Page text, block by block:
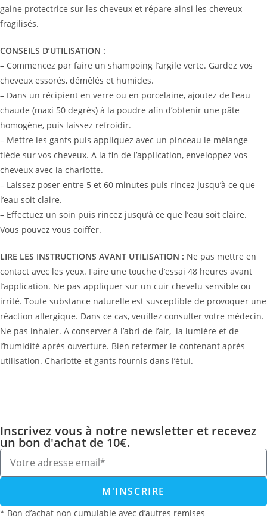
gaine protectrice sur les cheveux et répare ainsi les cheveux
fragilisés.
CONSEILS D’UTILISATION :
– Commencez par faire un shampoing l’argile verte. Gardez vos
cheveux essorés, démêlés et humides.
– Dans un récipient en verre ou en porcelaine, ajoutez de l’eau
chaude (maxi 50 degrés) à la poudre afin d’obtenir une pâte
homogène, puis laissez refroidir.
– Mettre les gants puis appliquez avec un pinceau le mélange
tiède sur vos cheveux. A la fin de l’application, enveloppez vos
cheveux avec la charlotte.
– Laissez poser entre 5 et 60 minutes puis rincez jusqu’à ce que
l’eau soit claire.
– Effectuez un soin puis rincez jusqu’à ce que l’eau soit claire.
Vous pouvez vous coiffer.
LIRE LES INSTRUCTIONS AVANT UTILISATION : Ne pas mettre en
contact avec les yeux. Faire une touche d’essai 48 heures avant
l’application. Ne pas appliquer sur un cuir chevelu sensible ou
irrité. Toute substance naturelle est susceptible de provoquer une
réaction allergique. Dans ce cas, veuillez consulter votre médecin.
Ne pas inhaler. A conserver à l’abri de l’air, la lumière et de
l’humidité après ouverture. Bien refermer le contenant après
utilisation. Charlotte et gants fournis dans l’étui.
Inscrivez vous à notre newsletter et recevez
un bon d'achat de 10€.
M'INSCRIRE
* Bon d’achat non cumulable avec d’autres remises